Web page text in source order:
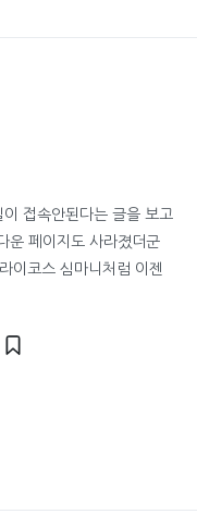
접속안된다는 글을 보고
운 페이지도 사라졌더군
이코스 심마니처럼 이젠